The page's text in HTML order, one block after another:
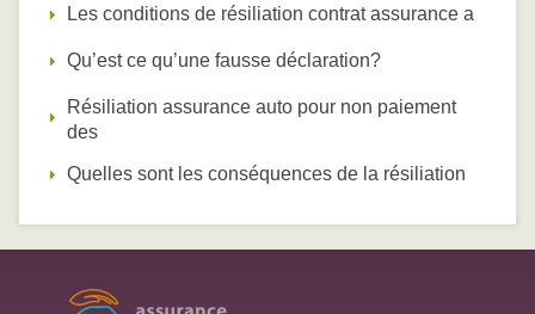
Les conditions de résiliation contrat assurance a
Qu’est ce qu’une fausse déclaration?
Résiliation assurance auto pour non paiement
des
Quelles sont les conséquences de la résiliation